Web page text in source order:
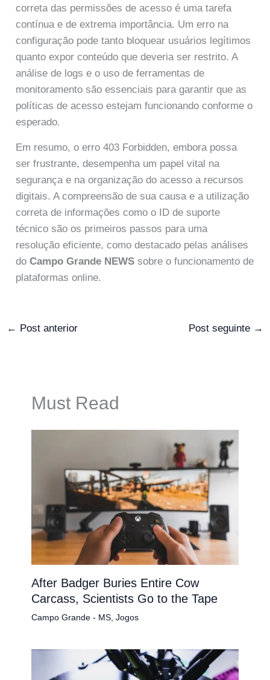
correta das permissões de acesso é uma tarefa
contínua e de extrema importância. Um erro na
configuração pode tanto bloquear usuários legítimos
quanto expor conteúdo que deveria ser restrito. A
análise de logs e o uso de ferramentas de
monitoramento são essenciais para garantir que as
políticas de acesso estejam funcionando conforme o
esperado.
Em resumo, o erro 403 Forbidden, embora possa
ser frustrante, desempenha um papel vital na
segurança e na organização do acesso a recursos
digitais. A compreensão de sua causa e a utilização
correta de informações como o ID de suporte
técnico são os primeiros passos para uma
resolução eficiente, como destacado pelas análises
doCampo Grande NEWS sobre o funcionamento de
plataformas online.
← Post anterior Post seguinte →
Must Read
After Badger Buries Entire Cow
Carcass, Scientists Go to the Tape
Campo Grande - MS, Jogos